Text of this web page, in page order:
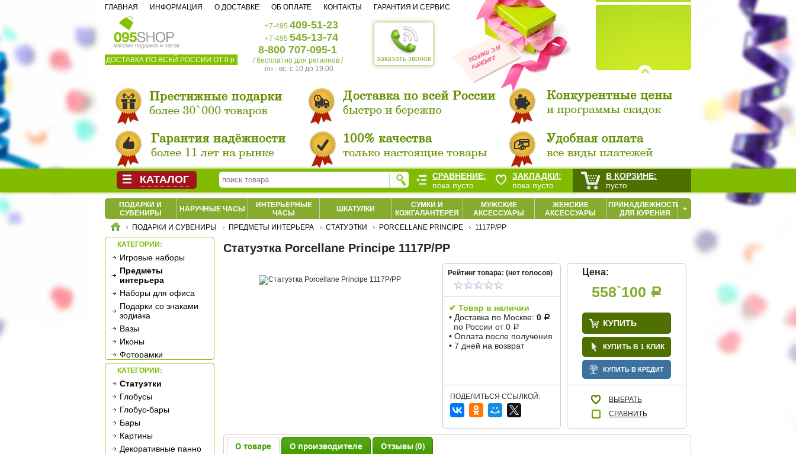
магазин подарков и часов
ДОСТАВКА ПО ВСЕЙ РОССИИ ОТ 0 р. заказать звонок
+7-495 409-51-23
+7-495 545-13-74
8-800 707-095-1
/ бесплатно для регионов /
пн.- вс. c 10 до 19.00
ГЛАВНАЯ ИНФОРМАЦИЯ О ДОСТАВКЕ ОБ ОПЛАТЕ КОНТАКТЫ ГАРАНТИЯ И СЕРВИС
ПОДАРКИ И
СУВЕНИРЫ
НАРУЧНЫЕ ЧАСЫ
ИНТЕРЬЕРНЫЕ
ЧАСЫ
ШКАТУЛКИ
СУМКИ И
КОЖГАЛАНТЕРЕЯ
МУЖСКИЕ
АКСЕССУАРЫ
ЖЕНСКИЕ
АКСЕССУАРЫ
ПРИНАДЛЕЖНОСТИ
ДЛЯ КУРЕНИЯ
+
ПОДАРКИ И СУВЕНИРЫ ПРЕДМЕТЫ ИНТЕРЬЕРА СТАТУЭТКИ PORCELLANE PRINCIPE 1117P/PP
КАТЕГОРИИ:
Игровые наборы
Предметы
интерьера
Наборы для офиса
Подарки со знаками
зодиака
Вазы
Иконы
Фоторамки
Фотоальбомы
Сувенирное оружие
Ретро-техника
Новогодние
украшения
Подарочные
сертификаты
КАТЕГОРИИ:
Статуэтки
Глобусы
Глобус-бары
Бары
Картины
Декоративные панно
Статуэтка Porcellane Principe 1117P/PP
Рейтинг товара: (нет голосов)
✔ Товар в наличии
• Доставка по Москве: 0 Р
по России от 0 Р
• Оплата после получения
• 7 дней на возврат
ПОДЕЛИТЬСЯ ССЫЛКОЙ:
Цена:
558`100 Р
КУПИТЬ
КУПИТЬ В 1 КЛИК
КУПИТЬ В КРЕДИТ
ВЫБРАТЬ
СРАВНИТЬ
О товаре О производителе Отзывы (0)
КАТАЛОГ
СРАВНЕНИЕ:
пока пусто
ЗАКЛАДКИ:
пока пусто
В КОРЗИНЕ:
пусто